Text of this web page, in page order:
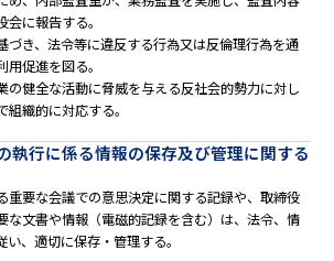
に報告する。
づき、法令等に違反する行為又は反倫理行為を通
促進を図る。
の健全な活動に脅威を与える反社会的勢力に対し
織的に対応する。
執行に係る情報の保存及び管理に関する
重要な会議での意思決定に関する記録や、取締役
な文書や情報（電磁的記録を含む）は、法令、情
、適切に保存・管理する。